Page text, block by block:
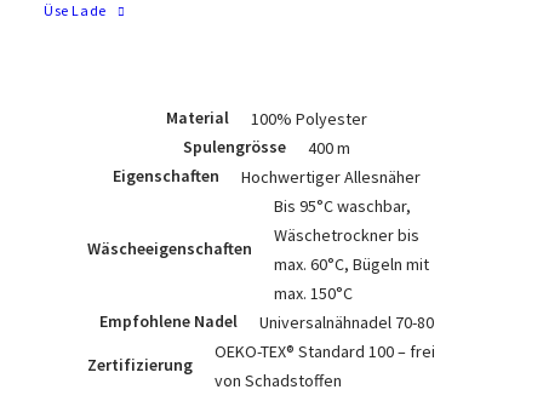
Üse Lade
Material
100% Polyester
Spulengrösse
400 m
Eigenschaften
Hochwertiger Allesnäher
Wäscheeigenschaften
Bis 95°C waschbar,
Wäschetrockner bis
max. 60°C, Bügeln mit
max. 150°C
Empfohlene Nadel
Universalnähnadel 70-80
Zertifizierung
OEKO-TEX® Standard 100 – frei
von Schadstoffen